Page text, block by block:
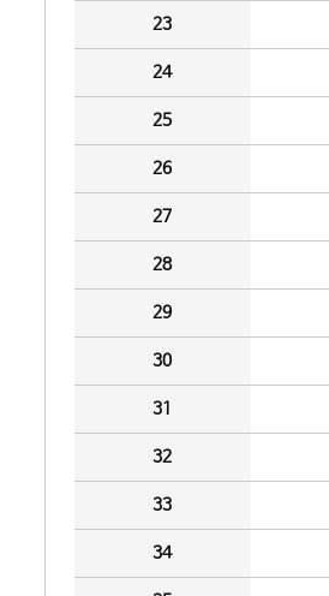
23
24
25
26
27
28
29
30
31
32
33
34